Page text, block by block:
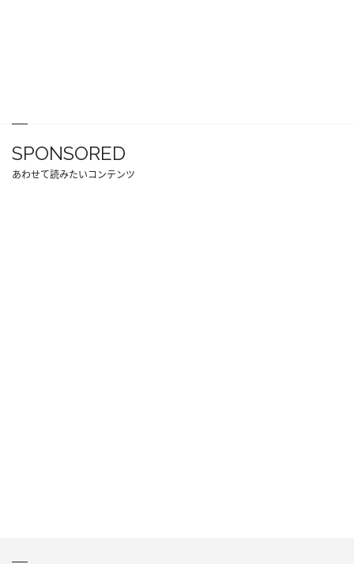
SPONSORED
あわせて読みたいコンテンツ